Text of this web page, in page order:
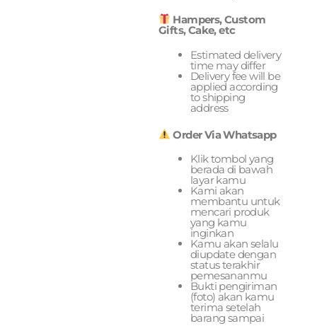
Hampers, Custom
Gifts, Cake, etc
Estimated delivery
time may differ
Delivery fee will be
applied according
to shipping
address
Order Via Whatsapp
Klik tombol yang
berada di bawah
layar kamu
Kami akan
membantu untuk
mencari produk
yang kamu
inginkan
Kamu akan selalu
diupdate dengan
status terakhir
pemesananmu
Bukti pengiriman
(foto) akan kamu
terima setelah
barang sampai